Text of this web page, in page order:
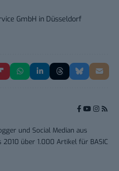
GmbH in Düsseldorf
und Social Median aus
über 1.000 Artikel für BASIC